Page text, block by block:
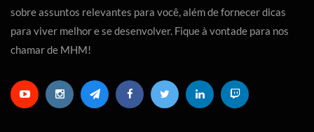
sobre assuntos relevantes para você, além de fornecer dicas
para viver melhor e se desenvolver. Fique à vontade para nos
chamar de MHM!